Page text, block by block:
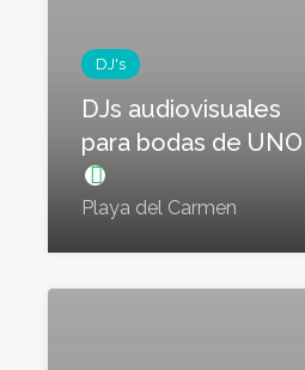
DJ's
DJs audiovisuales
para bodas de UNO
Playa del Carmen